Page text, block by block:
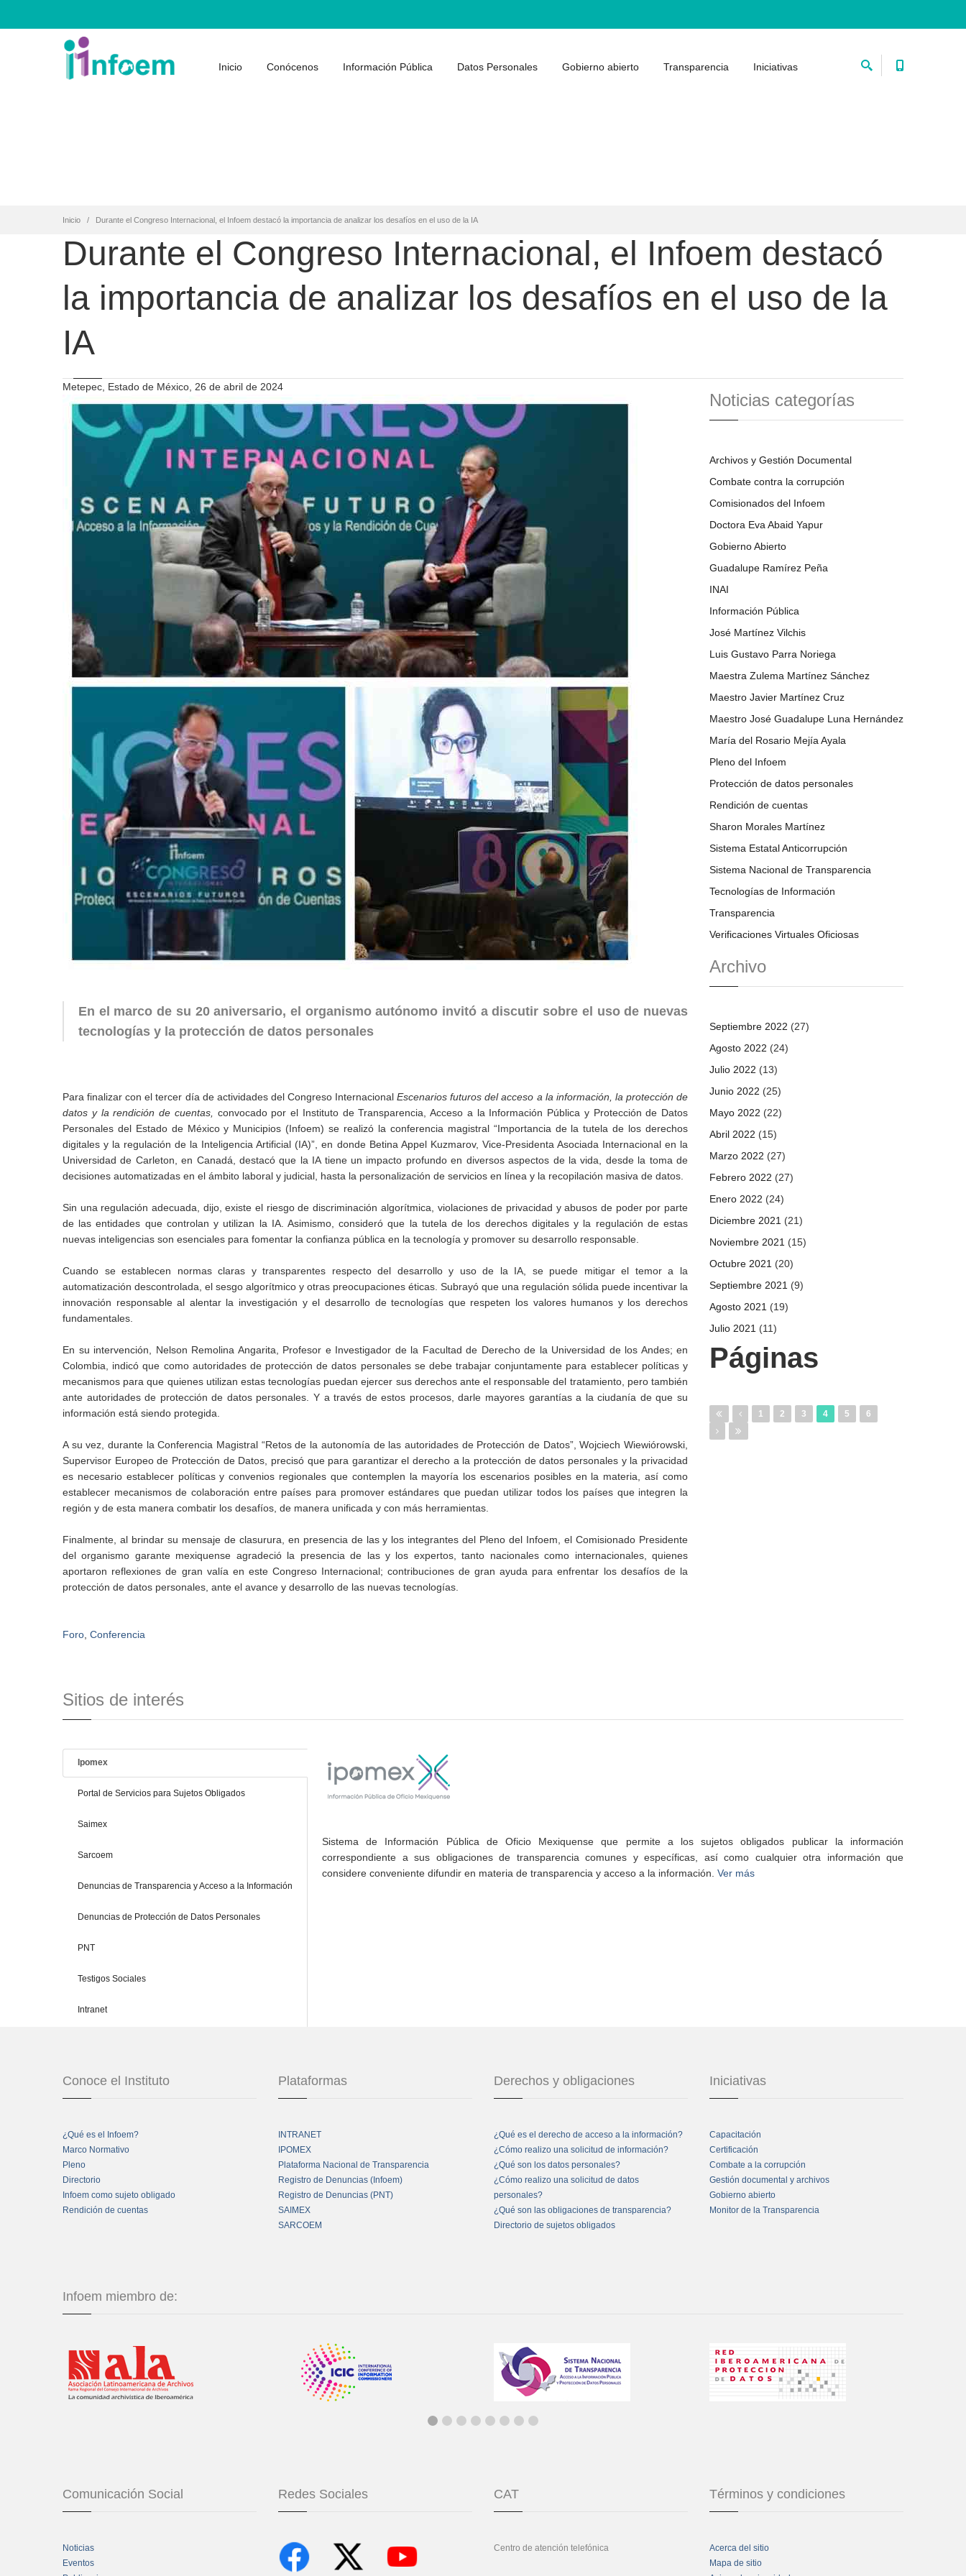
Inicio Conócenos Información Pública Datos Personales Gobierno abierto Transparencia Iniciativas
Inicio Durante el Congreso Internacional, el Infoem destacó la importancia de analizar los desafíos en el uso de la IA
Durante el Congreso Internacional, el Infoem destacó
la importancia de analizar los desafíos en el uso de la
IA
Metepec, Estado de México, 26 de abril de 2024
En el marco de su 20 aniversario, el organismo autónomo invitó a discutir sobre el uso de nuevas
tecnologías y la protección de datos personales
Para finalizar con el tercer día de actividades del Congreso InternacionalEscenarios futuros del acceso a la información, la protección de
datos y la rendición de cuentas, convocado por el Instituto de Transparencia, Acceso a la Información Pública y Protección de Datos
Personales del Estado de México y Municipios (Infoem) se realizó la conferencia magistral “Importancia de la tutela de los derechos
digitales y la regulación de la Inteligencia Artificial (IA)”, en donde Betina Appel Kuzmarov, Vice-Presidenta Asociada Internacional en la
Universidad de Carleton, en Canadá, destacó que la IA tiene un impacto profundo en diversos aspectos de la vida, desde la toma de
decisiones automatizadas en el ámbito laboral y judicial, hasta la personalización de servicios en línea y la recopilación masiva de datos.
Sin una regulación adecuada, dijo, existe el riesgo de discriminación algorítmica, violaciones de privacidad y abusos de poder por parte
de las entidades que controlan y utilizan la IA. Asimismo, consideró que la tutela de los derechos digitales y la regulación de estas
nuevas inteligencias son esenciales para fomentar la confianza pública en la tecnología y promover su desarrollo responsable.
Cuando se establecen normas claras y transparentes respecto del desarrollo y uso de la IA, se puede mitigar el temor a la
automatización descontrolada, el sesgo algorítmico y otras preocupaciones éticas. Subrayó que una regulación sólida puede incentivar la
innovación responsable al alentar la investigación y el desarrollo de tecnologías que respeten los valores humanos y los derechos
fundamentales.
En su intervención, Nelson Remolina Angarita, Profesor e Investigador de la Facultad de Derecho de la Universidad de los Andes; en
Colombia, indicó que como autoridades de protección de datos personales se debe trabajar conjuntamente para establecer políticas y
mecanismos para que quienes utilizan estas tecnologías puedan ejercer sus derechos ante el responsable del tratamiento, pero también
ante autoridades de protección de datos personales. Y a través de estos procesos, darle mayores garantías a la ciudanía de que su
información está siendo protegida.
A su vez, durante la Conferencia Magistral “Retos de la autonomía de las autoridades de Protección de Datos”, Wojciech Wiewiórowski,
Supervisor Europeo de Protección de Datos, precisó que para garantizar el derecho a la protección de datos personales y la privacidad
es necesario establecer políticas y convenios regionales que contemplen la mayoría los escenarios posibles en la materia, así como
establecer mecanismos de colaboración entre países para promover estándares que puedan utilizar todos los países que integren la
región y de esta manera combatir los desafíos, de manera unificada y con más herramientas.
Finalmente, al brindar su mensaje de clasurura, en presencia de las y los integrantes del Pleno del Infoem, el Comisionado Presidente
del organismo garante mexiquense agradeció la presencia de las y los expertos, tanto nacionales como internacionales, quienes
aportaron reflexiones de gran valía en este Congreso Internacional; contribuciones de gran ayuda para enfrentar los desafíos de la
protección de datos personales, ante el avance y desarrollo de las nuevas tecnologías.
Foro Conferencia
Noticias categorías
Archivos y Gestión Documental
Combate contra la corrupción
Comisionados del Infoem
Doctora Eva Abaid Yapur
Gobierno Abierto
Guadalupe Ramírez Peña
INAI
Información Pública
José Martínez Vilchis
Luis Gustavo Parra Noriega
Maestra Zulema Martínez Sánchez
Maestro Javier Martínez Cruz
Maestro José Guadalupe Luna Hernández
María del Rosario Mejía Ayala
Pleno del Infoem
Protección de datos personales
Rendición de cuentas
Sharon Morales Martínez
Sistema Estatal Anticorrupción
Sistema Nacional de Transparencia
Tecnologías de Información
Transparencia
Verificaciones Virtuales Oficiosas
Archivo
Septiembre 2022 (27)
Agosto 2022 (24)
Julio 2022 (13)
Junio 2022 (25)
Mayo 2022 (22)
Abril 2022 (15)
Marzo 2022 (27)
Febrero 2022 (27)
Enero 2022 (24)
Diciembre 2021 (21)
Noviembre 2021 (15)
Octubre 2021 (20)
Septiembre 2021 (9)
Agosto 2021 (19)
Julio 2021 (11)
Páginas
1 2 3 4 5 6
Sitios de interés
Ipomex
Portal de Servicios para Sujetos Obligados
Saimex
Sarcoem
Denuncias de Transparencia y Acceso a la Información
Denuncias de Protección de Datos Personales
PNT
Testigos Sociales
Intranet
Sistema de Información Pública de Oficio Mexiquense que permite a los sujetos obligados publicar la información
correspondiente a sus obligaciones de transparencia comunes y específicas, así como cualquier otra información que
considere conveniente difundir en materia de transparencia y acceso a la información. Ver más
Conoce el Instituto
¿Qué es el Infoem?
Marco Normativo
Pleno
Directorio
Infoem como sujeto obligado
Rendición de cuentas
Plataformas
INTRANET
IPOMEX
Plataforma Nacional de Transparencia
Registro de Denuncias (Infoem)
Registro de Denuncias (PNT)
SAIMEX
SARCOEM
Derechos y obligaciones
¿Qué es el derecho de acceso a la información?
¿Cómo realizo una solicitud de información?
¿Qué son los datos personales?
¿Cómo realizo una solicitud de datos
personales?
¿Qué son las obligaciones de transparencia?
Directorio de sujetos obligados
Iniciativas
Capacitación
Certificación
Combate a la corrupción
Gestión documental y archivos
Gobierno abierto
Monitor de la Transparencia
Infoem miembro de:
Comunicación Social
Noticias
Eventos
Redes Sociales CAT
Centro de atención telefónica
Términos y condiciones
Acerca del sitio
Mapa de sitio